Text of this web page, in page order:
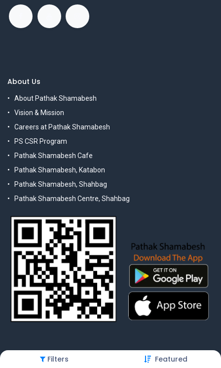
Filters Featured
About Us
About Pathak Shamabesh
Vision & Mission
Careers at Pathak Shamabesh
PS CSR Program
Pathak Shamabesh Cafe
Pathak Shamabesh, Katabon
Pathak Shamabesh, Shahbag
Pathak Shamabesh Centre, Shahbag
© 2025 Pathak Shamabesh. Developed by Metamorphosis Ltd. |